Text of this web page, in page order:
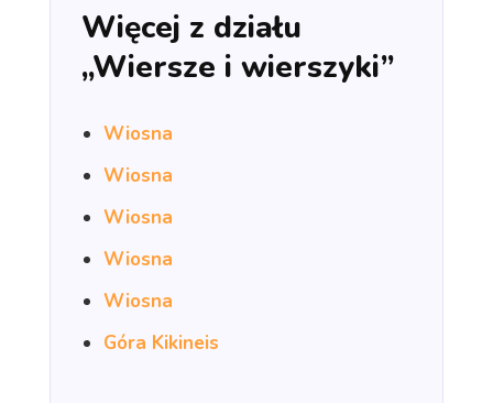
Więcej z działu
„Wiersze i wierszyki”
Wiosna
Wiosna
Wiosna
Wiosna
Wiosna
Góra Kikineis